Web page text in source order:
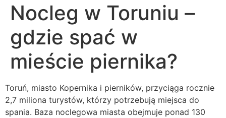
Nocleg w Toruniu –
gdzie spać w
mieście piernika?
Toruń, miasto Kopernika i pierników, przyciąga rocznie
2,7 miliona turystów, którzy potrzebują miejsca do
spania. Baza noclegowa miasta obejmuje ponad 130